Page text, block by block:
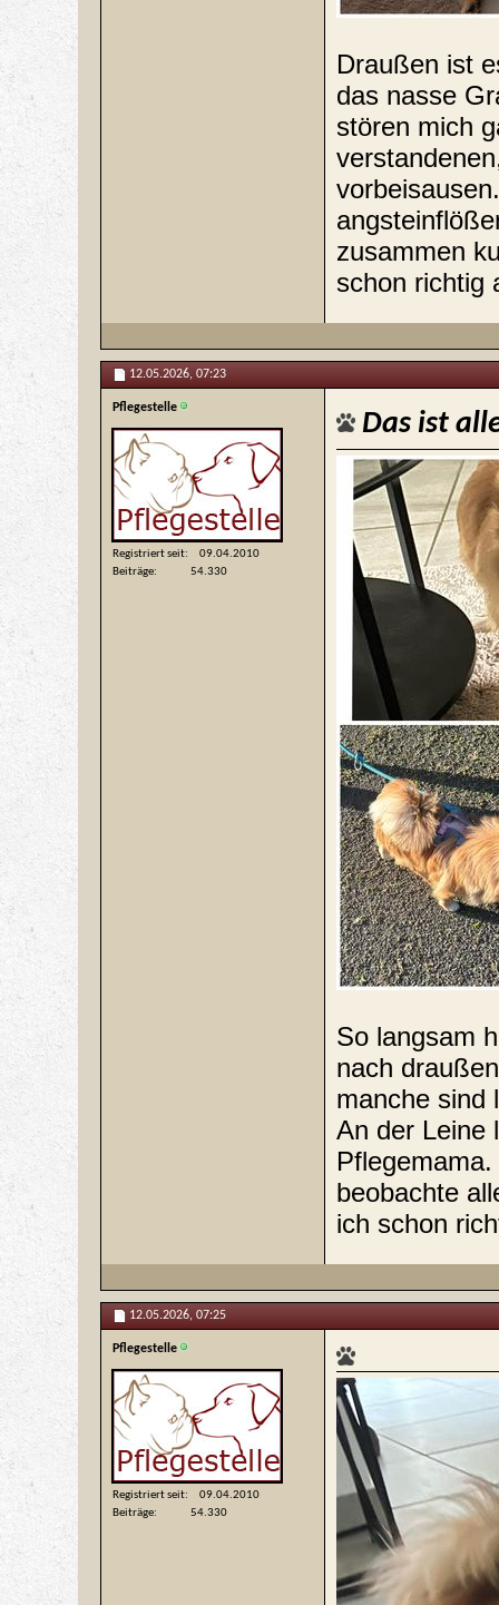
Draußen ist
das nasse
stören mich
zusammen
schon richtig
12.05.2026, 07:23
Pflegestelle
Registriert seit
09.04.2010
Beiträge
54.330
Das ist
So langsam
nach
manche sind
An der Leine
beobachte
ich schon
12.05.2026, 07:25
Pflegestelle
Registriert seit
09.04.2010
Beiträge
54.330